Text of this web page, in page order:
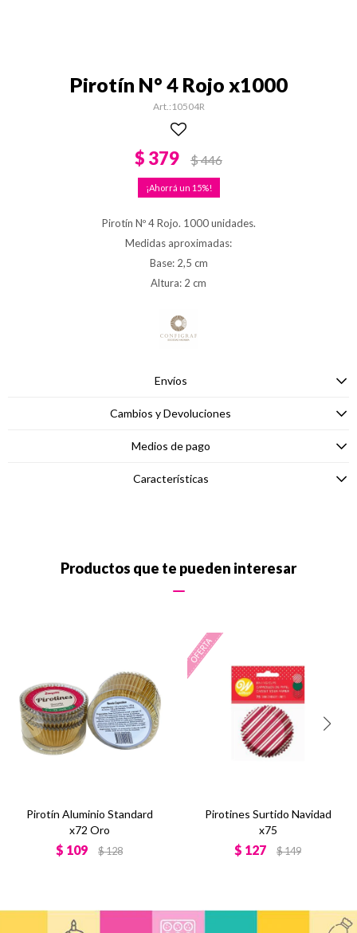
Pirotín N° 4 Rojo x1000
10504R
$ 379 $446
15
Pirotín Nº 4 Rojo. 1000 unidades.
Medidas aproximadas:
Base: 2,5 cm
Altura: 2 cm
Envíos
Cambios y Devoluciones
Medios de pago
Características
Productos que te pueden interesar
Pirotín Aluminio Standard
x72 Oro
$ 109 $128
Pirotines Surtido Navidad
x75
$ 127 $149